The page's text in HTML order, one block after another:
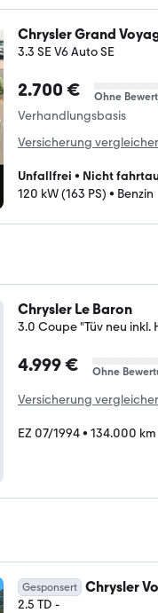
Chrysler Grand
3.3 SE V6 Auto SE
2.700 € Ohne
Verhandlungsbasis
Versicherung
Unfallfrei • Nicht
120 kW (163 PS) • Benzin
Chrysler Le Baron
3.0 Coupe "Tüv neu inkl.
4.999 € Ohne
Versicherung
EZ 07/1994• 134.000 km
Gesponsert Chrysler
2.5 TD -